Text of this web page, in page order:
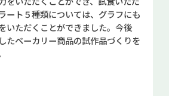
ート５種類については、グラフにも
いただくことができました。今後
たベーカリー商品の試作品づくりを